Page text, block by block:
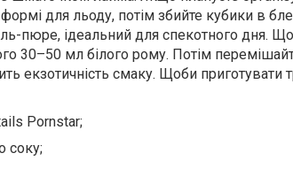
для льоду, потім збийте кубики в
пюре, ідеальний для спекотного дня.
30–50 мл білого рому. Потім
екзотичність смаку. Щоби приготувати
Pornstar;
соку;